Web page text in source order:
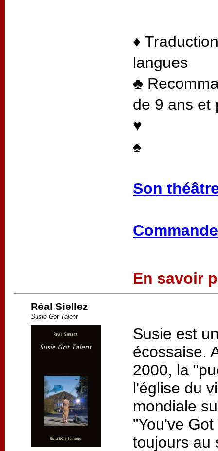
♦
langues
♣
de 9 ans et
♥
♠
Son
En savoir
Réal Siellez
Susie Got Talent
Susie est
écossaise.
2000, la
l'église du
mondiale
"You've
toujours au